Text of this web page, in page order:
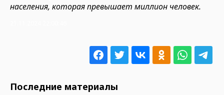
населения, которая превышает миллион человек.
Последние материалы